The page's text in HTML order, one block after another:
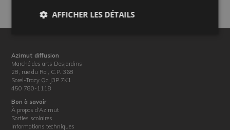
Azimut diffusion
Marché des arts Desjardins
28, rue du Roi, C.P. 368
Sorel-Tracy Qc J3P 7K1
450 780-1118
Bon à savoir
À propos d’Azimut
Sorties scolaires
Informations techniques
AFFICHER LES DÉTAILS